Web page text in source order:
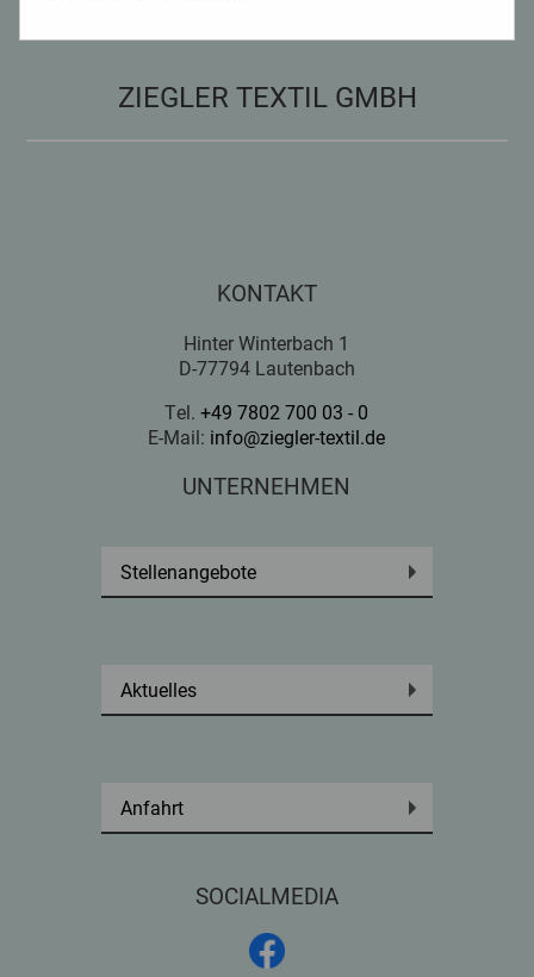
ZIEGLER TEXTIL GMBH
KONTAKT
Hinter Winterbach 1
D-77794 Lautenbach
Tel.+49 7802 700 03 - 0
E-Mail: info@ziegler-textil.de
UNTERNEHMEN
Stellenangebote
Aktuelles
Anfahrt
SOCIALMEDIA